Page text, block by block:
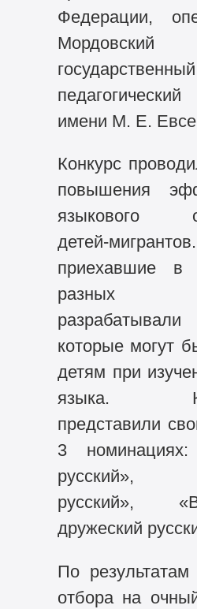
Федерации,
Мордовский
государственный
педагогический
имени М. Е.
Конкурс
повышения
языкового
детей-
приехавшие
разных
которые могут
детям при
языка.
представили
3 номинациях:
русский»,
русский»,
дружеский
По результатам
отбора на